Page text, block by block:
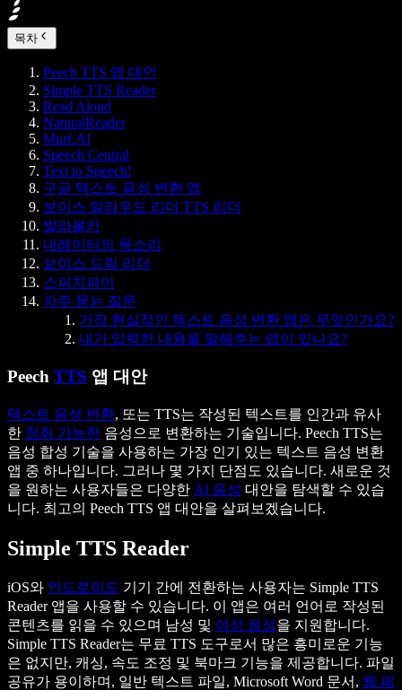
목차
Peech TTS 앱 대안
Simple TTS Reader
Read Aloud
NaturalReader
Murf.AI
Speech Central
Text to Speech!
구글 텍스트 음성 변환 앱
보이스 알라우드 리더 TTS 리더
발라볼카
내레이터의 목소리
보이스 드림 리더
스피치파이
자주 묻는 질문
가장 현실적인 텍스트 음성 변환 앱은 무엇인가요?
내가 입력한 내용을 말해주는 앱이 있나요?
Peech TTS 앱 대안
텍스트 음성 변환, 또는 TTS는 작성된 텍스트를 인간과 유사
한 청취 가능한 음성으로 변환하는 기술입니다. Peech TTS는
음성 합성 기술을 사용하는 가장 인기 있는 텍스트 음성 변환
앱 중 하나입니다. 그러나 몇 가지 단점도 있습니다. 새로운 것
을 원하는 사용자들은 다양한 AI 음성 대안을 탐색할 수 있습
니다. 최고의 Peech TTS 앱 대안을 살펴보겠습니다.
Simple TTS Reader
iOS와 안드로이드 기기 간에 전환하는 사용자는 Simple TTS
Reader 앱을 사용할 수 있습니다. 이 앱은 여러 언어로 작성된
콘텐츠를 읽을 수 있으며 남성 및 여성 음성을 지원합니다.
Simple TTS Reader는 무료 TTS 도구로서 많은 흥미로운 기능
은 없지만, 캐싱, 속도 조정 및 북마크 기능을 제공합니다. 파일
공유가 용이하며, 일반 텍스트 파일, Microsoft Word 문서, 웹 페